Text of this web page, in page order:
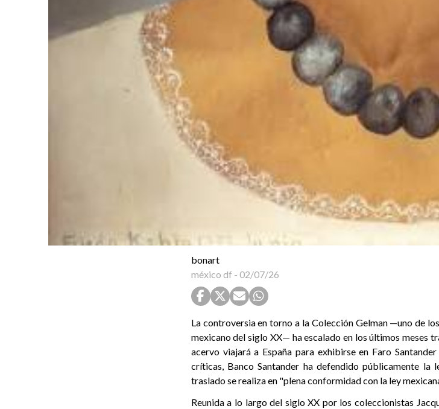
bonart
méxico df - 02/07/26
La controversia en torno a la Colección Gelman —uno de
mexicano del siglo XX— ha escalado en los últimos meses
acervo viajará a España para exhibirse en Faro
críticas, Banco Santander ha defendido públicamente la
traslado se realiza en "plena conformidad con la ley
Reunida a lo largo del siglo XX por los coleccionistas